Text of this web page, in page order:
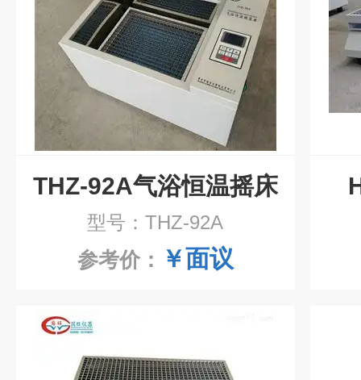
THZ-92A气浴恒温摇床
型号：THZ-92A
参考价： ￥面议